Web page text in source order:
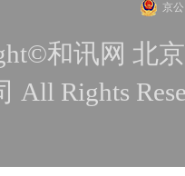
京
和讯网 北
All Rights